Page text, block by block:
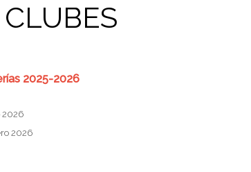
2025-2026
2026
2026
usuario?